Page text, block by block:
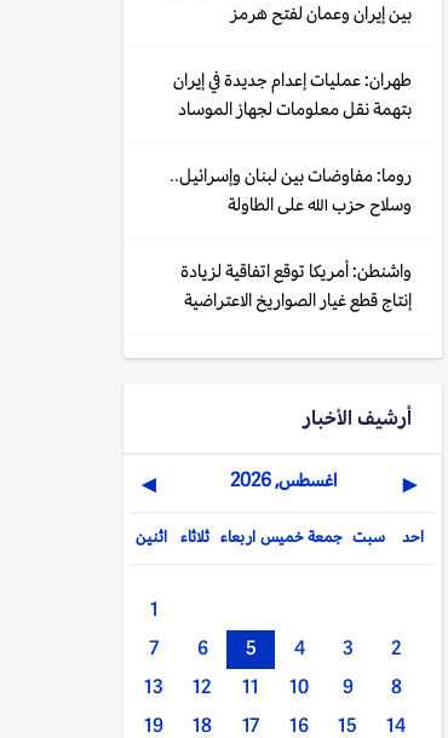
بين إيران وعمان لفتح هرمز
طهران: عمليات إعدام جديدة في إيران
بتهمة نقل معلومات لجهاز الموساد
روما: مفاوضات بين لبنان وإسرائيل..
وسلاح حزب الله على الطاولة
واشنطن: أمريكا توقع اتفاقية لزيادة
إنتاج قطع غيار الصواريخ الاعتراضية
أرشيف الأخبار
◀ اغسطس, 2026 ▶
اثنين ثلاثاء اربعاء خميس جمعة سبت احد
1
2
3
4
5
6
7
8
9
10
11
12
13
14
15
16
17
18
19